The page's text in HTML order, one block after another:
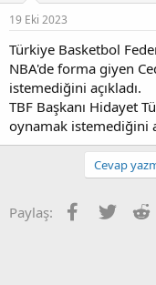
u
b
a
ş
l
a
t
a
n
ç
a
r
i
h
i
19 Eki 2023
Türkiye Basketbol
NBA'de forma giyen
istemediğini açıkladı.
TBF Başkanı Hidayet
oynamak istemediğini
Cevap
Paylaş: Facebook
Twitter